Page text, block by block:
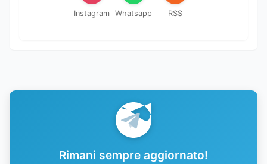
Instagram Whatsapp RSS
Rimani sempre aggiornato!